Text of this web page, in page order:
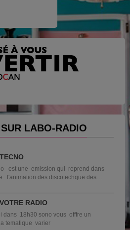
LABO-RADIO
est une emission qui reprend dans
l'animation des discotechque des
SONO DANS VOTRE RADIO
sono vous offfre un
tematique varier